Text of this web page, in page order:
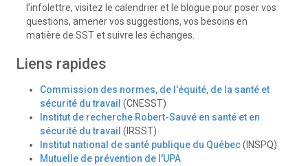
l’infolettre, visitez le calendrier et le blogue pour poser vos
questions, amener vos suggestions, vos besoins en
matière de SST et suivre les échanges.
Liens rapides
Commission des normes, de l'équité, de la santé et
sécurité du travail (CNESST)
Institut de recherche Robert-Sauvé en santé et en
sécurité du travail (IRSST)
Institut national de santé publique du Québec(INSPQ)
Mutuelle de prévention de l'UPA